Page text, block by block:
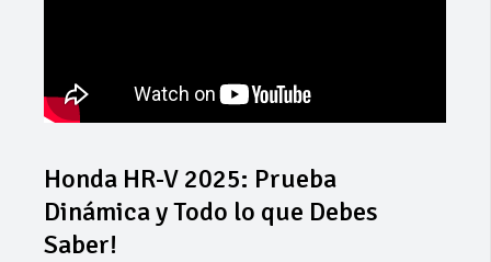
Honda HR-V 2025: Prueba
Dinámica y Todo lo que Debes
Saber!